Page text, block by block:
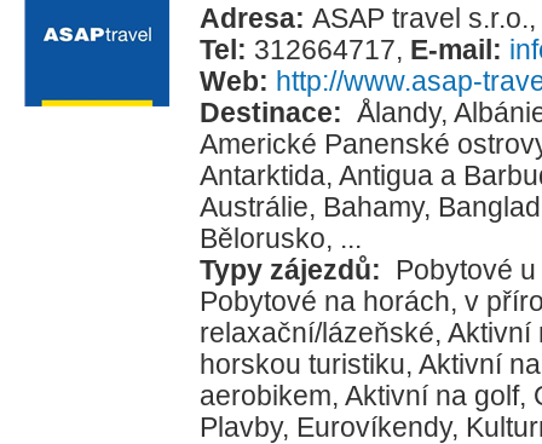
Adresa: ASAP travel
Tel: 312664717, E-mail:
Web: http://www.asap-
Destinace: Ålandy,
Americké Panenské
Antarktida, Antigua a
Austrálie, Bahamy,
Bělorusko, ...
Typy zájezdů:
Pobytové
Pobytové na horách, v
relaxační/lázeňské, Aktivní
horskou turistiku, Aktivní
aerobikem, Aktivní na golf,
Plavby, Eurovíkendy,